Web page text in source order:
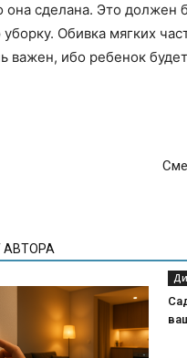
она сделана. Это должен
Обивка мягких
важен, ибо ребенок
АВТОРА